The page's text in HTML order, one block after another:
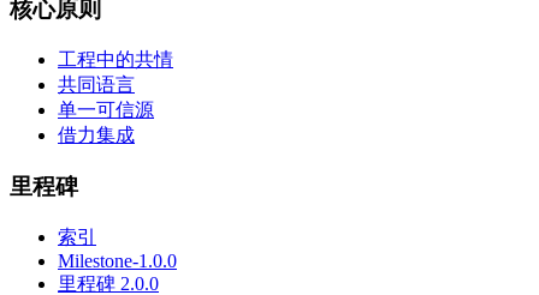
核心原则
工程中的共情
共同语言
单一可信源
借力集成
里程碑
索引
Milestone-1.0.0
里程碑 2.0.0